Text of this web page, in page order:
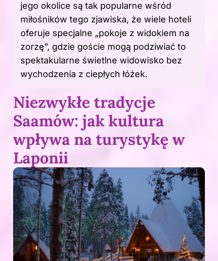
jego okolice są tak popularne wśród
miłośników tego zjawiska, że wiele hoteli
oferuje specjalne „pokoje z widokiem na
zorzę”, gdzie goście mogą podziwiać to
spektakularne świetlne widowisko bez
wychodzenia z ciepłych łóżek.
Niezwykłe tradycje
Saamów: jak kultura
wpływa na turystykę w
Laponii